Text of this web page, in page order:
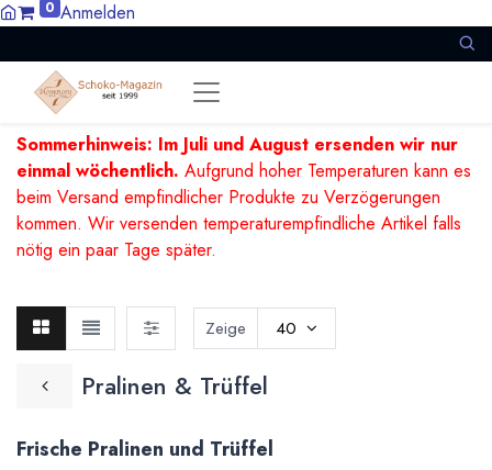
0 Anmelden
Sommerhinweis: Im Juli und August ersenden wir nur
einmal wöchentlich. Aufgrund hoher Temperaturen kann es
beim Versand empfindlicher Produkte zu Verzögerungen
kommen. Wir versenden temperaturempfindliche Artikel falls
nötig ein paar Tage später.
Pralinen & Trüffel
Zeige 40
Frische Pralinen und Trüffel